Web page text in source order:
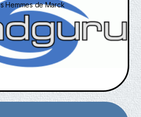
Hemmes de Marck
& Les Hemmes de Marck